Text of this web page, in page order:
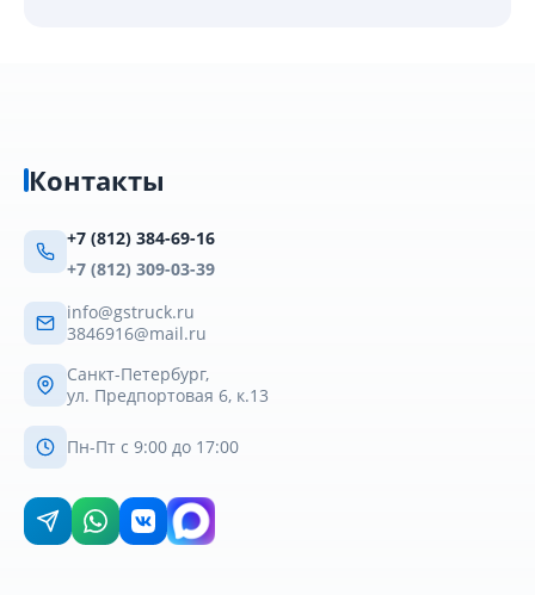
Контакты
+7 (812) 384-69-16
+7 (812) 309-03-39
info@gstruck.ru
3846916@mail.ru
Санкт-Петербург,
ул. Предпортовая 6, к.13
Пн-Пт с 9:00 до 17:00